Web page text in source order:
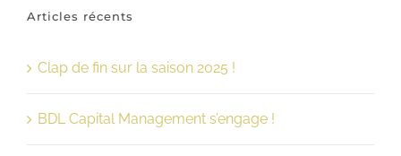
Articles récents
Clap de fin sur la saison 2025 !
BDL Capital Management s’engage !